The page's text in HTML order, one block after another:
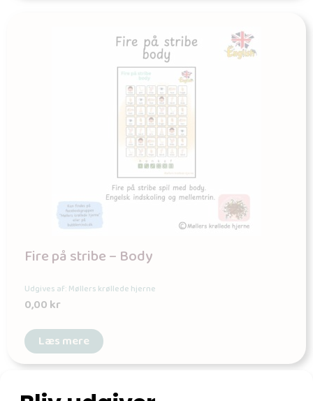
Fire på stribe – Body
Udgives af: Møllers krøllede hjerne
0,00kr
Læs mere